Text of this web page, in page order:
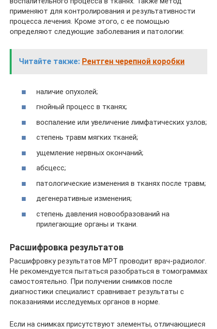
применяют для контролирования и результативности
процесса лечения. Кроме этого, с ее помощью
определяют следующие заболевания и патологии:
Читайте также: Рентген черепной коробки
наличие опухолей;
гнойный процесс в тканях;
воспаление или увеличение лимфатических узлов;
степень травм мягких тканей;
ущемление нервных окончаний;
абсцесс;
патологические изменения в тканях после травм;
дегенеративные изменения;
степень давления новообразований на
прилегающие органы и ткани.
Расшифровка результатов
Расшифровку результатов МРТ проводит врач-радиолог.
Не рекомендуется пытаться разобраться в томограммах
самостоятельно. При получении снимков после
диагностики специалист сравнивает результаты с
показаниями исследуемых органов в норме.
Если на снимках присутствуют элементы, отличающиеся